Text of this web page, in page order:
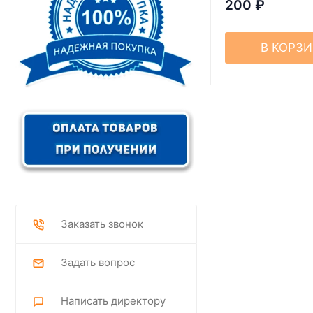
Заказать звонок
Задать вопрос
Написать директору
200 ₽
В